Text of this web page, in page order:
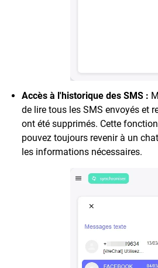
Accès à l'historique des SMS :
de lire tous les SMS envoyés et
ont été supprimés. Cette
pouvez toujours revenir à un
les informations nécessaires.